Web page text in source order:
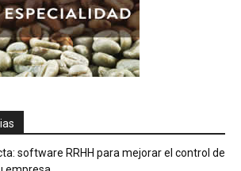
software RRHH para mejorar el control de